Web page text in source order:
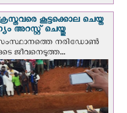
കൂട്ടക്കൊല ചെയ്ത
അറസ്റ്റ് ചെയ്തു
നരിഡോൺ
ജീവനെടുത്ത...